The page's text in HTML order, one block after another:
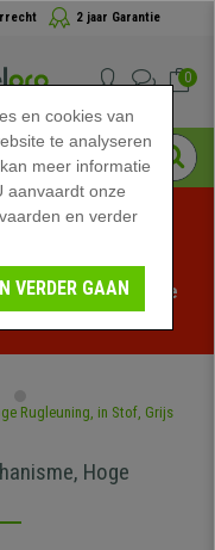
2 jaar Garantie
0
bureaustoelpro!
tijd - Bekijk de
Hoge
en cookies van
te analyseren
meer informatie
aanvaardt onze
en verder
VERDER GAAN